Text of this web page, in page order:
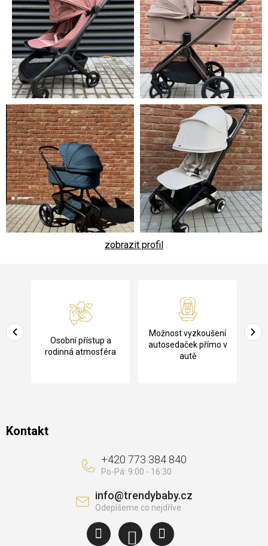
zobrazit profil
a
Osobní přístup a
rodinná atmosféra
Možnost vyzkoušení
autosedaček přímo v
autě
Kontakt
info@trendybaby.cz
+420 773 384 840